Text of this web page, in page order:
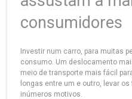
consumidores
Investir num carro, para muitas
consumo. Um deslocamento
meio de transporte mais fácil
longas entre um e outro, levar
inúmeros motivos.